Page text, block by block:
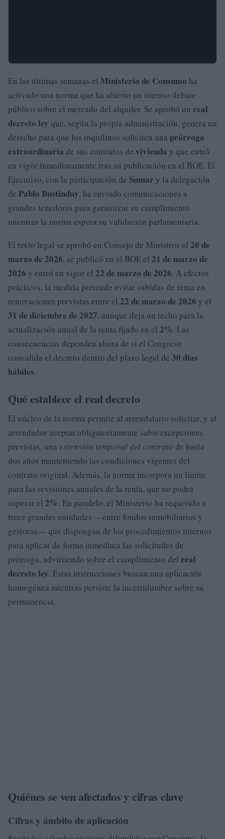
En las últimas semanas el Ministerio de Consumo ha
activado una norma que ha abierto un intenso debate
público sobre el mercado del alquiler. Se aprobó un real
decreto ley que, según la propia administración, genera un
derecho para que los inquilinos soliciten una prórroga
extraordinaria de sus contratos de vivienda y que entró
en vigor inmediatamente tras su publicación en el BOE. El
Ejecutivo, con la participación de Sumar y la delegación
de Pablo Bustinduy, ha enviado comunicaciones a
grandes tenedores para garantizar su cumplimiento
mientras la norma espera su validación parlamentaria.
El texto legal se aprobó en Consejo de Ministros el 20 de
marzo de 2026, se publicó en el BOE el 21 de marzo de
2026 y entró en vigor el 22 de marzo de 2026. A efectos
prácticos, la medida pretende evitar subidas de renta en
renovaciones previstas entre el 22 de marzo de 2026 y el
31 de diciembre de 2027, aunque deja un techo para la
actualización anual de la renta fijado en el 2%. Las
consecuencias dependen ahora de si el Congreso
convalida el decreto dentro del plazo legal de 30 días
hábiles.
Qué establece el real decreto
El núcleo de la norma permite al arrendatario solicitar, y al
arrendador aceptar obligatoriamente salvo excepciones
previstas, una extensión temporal del contrato de hasta
dos años manteniendo las condiciones vigentes del
contrato original. Además, la norma incorpora un límite
para las revisiones anuales de la renta, que no podrá
superar el 2%. En paralelo, el Ministerio ha requerido a
trece grandes entidades —entre fondos inmobiliarios y
gestoras— que dispongan de los procedimientos internos
para aplicar de forma inmediata las solicitudes de
prórroga, advirtiendo sobre el cumplimiento del real
decreto ley. Estas instrucciones buscan una aplicación
homogénea mientras persiste la incertidumbre sobre su
permanencia.
Quiénes se ven afectados y cifras clave
Cifras y ámbito de aplicación